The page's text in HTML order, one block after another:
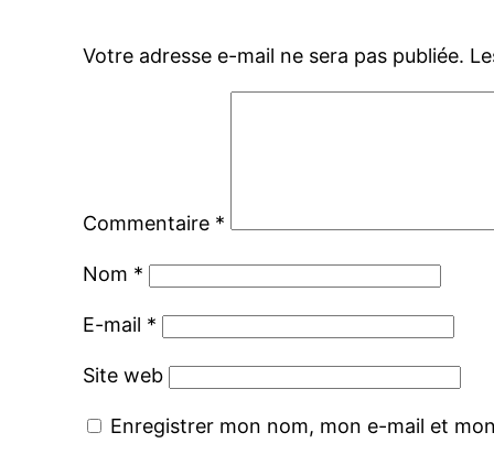
Votre adresse e-mail ne sera pas publiée.
Commentaire *
Nom *
E-mail *
Site web
Enregistrer mon nom, mon e-mail et